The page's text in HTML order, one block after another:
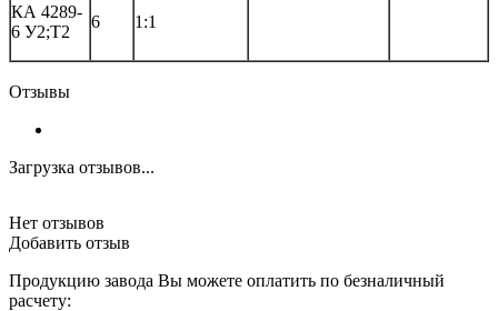
КА 4289-
6 У2;Т2
6 1:1
Отзывы
Загрузка отзывов...
Нет отзывов
Добавить отзыв
Продукцию завода Вы можете оплатить по безналичный
расчету: